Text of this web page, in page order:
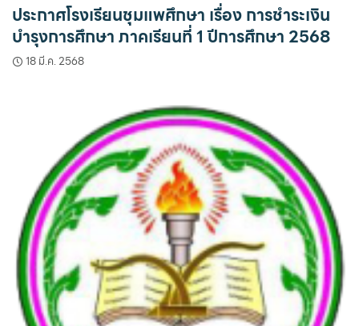
ประกาศโรงเรียนชุมแพศึกษา เรื่อง การชำระเงิน
บำรุงการศึกษา ภาคเรียนที่ 1 ปีการศึกษา 2568
18 มี.ค. 2568